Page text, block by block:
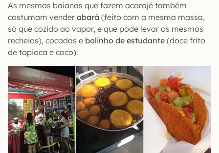
As mesmas baianas que fazem acarajé também
costumam vender abará (feito com a mesma massa,
só que cozido ao vapor, e que pode levar os mesmos
recheios), cocadas e bolinho de estudante (doce frito
de tapioca e coco).